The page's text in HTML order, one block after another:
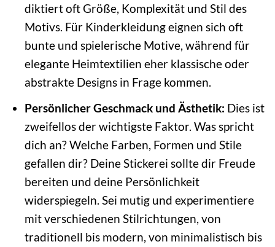
diktiert oft Größe, Komplexität und Stil des
Motivs. Für Kinderkleidung eignen sich oft
bunte und spielerische Motive, während für
elegante Heimtextilien eher klassische oder
abstrakte Designs in Frage kommen.
Persönlicher Geschmack und Ästhetik: Dies ist
zweifellos der wichtigste Faktor. Was spricht
dich an? Welche Farben, Formen und Stile
gefallen dir? Deine Stickerei sollte dir Freude
bereiten und deine Persönlichkeit
widerspiegeln. Sei mutig und experimentiere
mit verschiedenen Stilrichtungen, von
traditionell bis modern, von minimalistisch bis